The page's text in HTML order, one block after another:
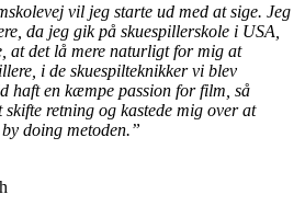
vil jeg starte ud med at sige. Jeg
da jeg gik på skuespillerskole i USA,
at det lå mere naturligt for mig at
i de skuespilteknikker vi blev
haft en kæmpe passion for film, så
retning og kastede mig over at
doing metoden.”